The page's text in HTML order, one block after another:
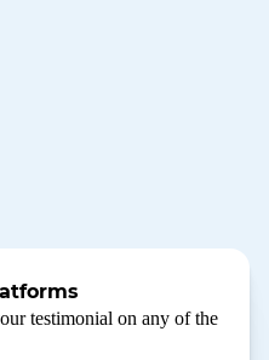
testimonial on any of the